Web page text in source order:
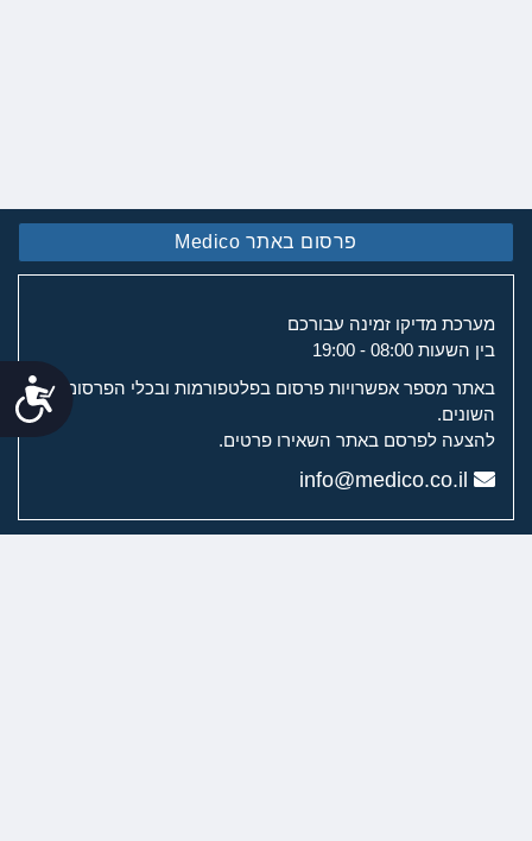
פרסום באתר Medico
מערכת מדיקו זמינה עבורכם
בין השעות 08:00 - 19:00
באתר מספר אפשרויות פרסום בפלטפורמות ובכלי הפרסום
השונים.
להצעה לפרסם באתר השאירו פרטים.
info@medico.co.il